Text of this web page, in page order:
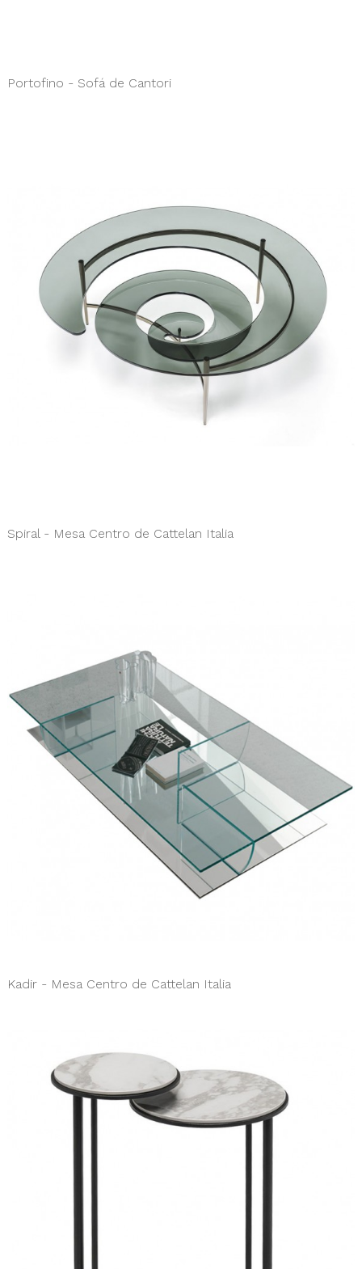
Portofino - Sofá de Cantori
Spiral - Mesa Centro de Cattelan Italia
Kadir - Mesa Centro de Cattelan Italia